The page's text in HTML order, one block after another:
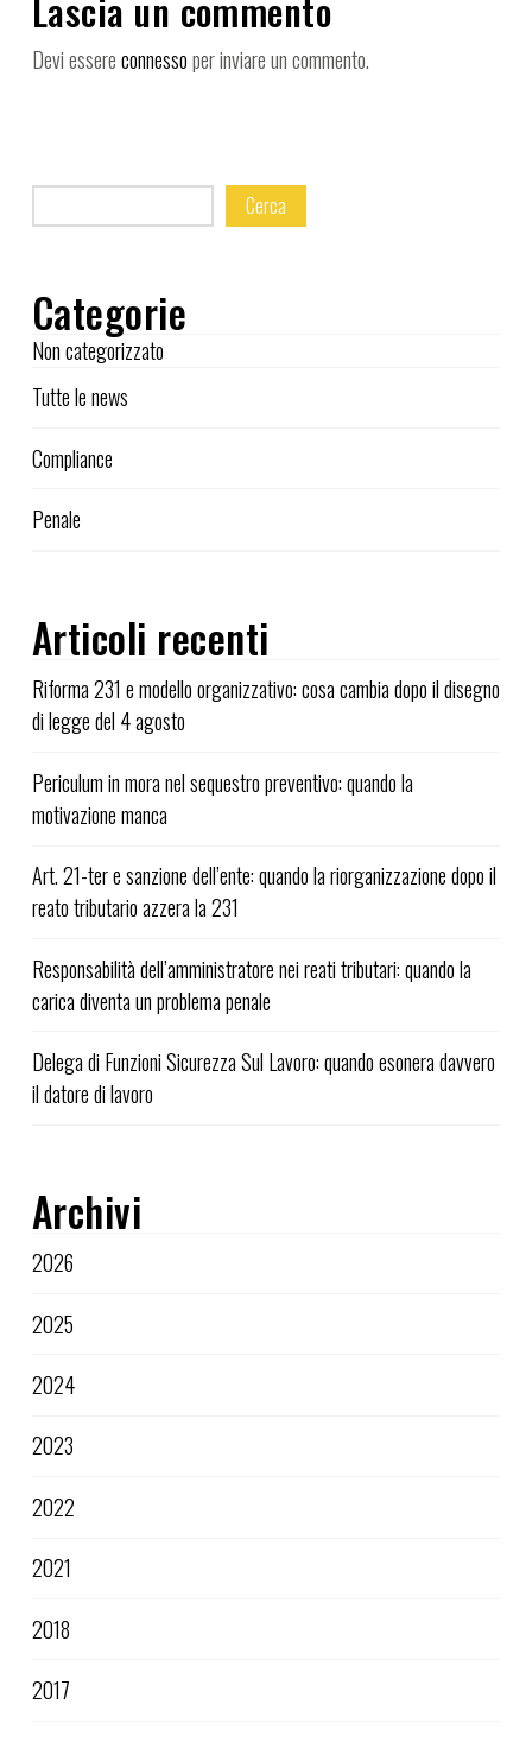
Lascia un commento
Devi essereconnessoper inviare un commento.
Cerca
Categorie
Non categorizzato
Tutte le news
Compliance
Penale
Articoli recenti
Riforma 231 e modello organizzativo: cosa cambia dopo il disegno
di legge del 4 agosto
Periculum in mora nel sequestro preventivo: quando la
motivazione manca
Art. 21-ter e sanzione dell’ente: quando la riorganizzazione dopo il
reato tributario azzera la 231
Responsabilità dell’amministratore nei reati tributari: quando la
carica diventa un problema penale
Delega di Funzioni Sicurezza Sul Lavoro: quando esonera davvero
il datore di lavoro
Archivi
2026
2025
2024
2023
2022
2021
2018
2017